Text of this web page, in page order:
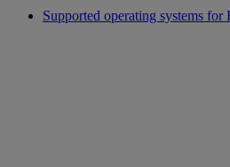
Supported operating systems for